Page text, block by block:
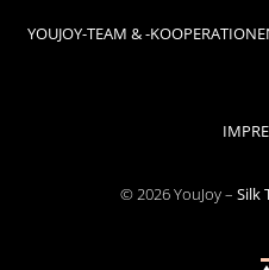
YOUJOY-TEAM & -
© 2026 YouJoy – Silk